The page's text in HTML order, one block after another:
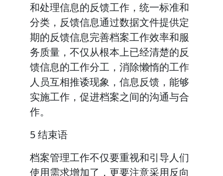
和处理信息的反馈工作，统一标准和
分类，反馈信息通过数据文件提供定
期的反馈信息完善档案工作效率和服
务质量，不仅从根本上已经清楚的反
馈信息的工作分工，消除懒惰的工作
人员互相推诿现象，信息反馈，能够
实施工作，促进档案之间的沟通与合
作。
5 结束语
档案管理工作不仅要重视和引导人们
使用需求增加了，更要注意采用反向